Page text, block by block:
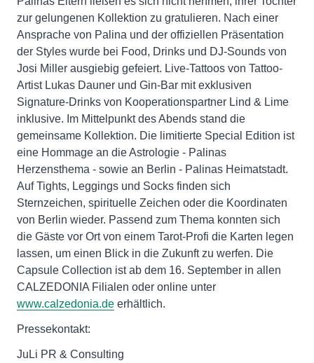
zur gelungenen Kollektion zu gratulieren. Nach einer
Ansprache von Palina und der offiziellen Präsentation
der Styles wurde bei Food, Drinks und DJ-Sounds von
Josi Miller ausgiebig gefeiert. Live-Tattoos von Tattoo-
Artist Lukas Dauner und Gin-Bar mit exklusiven
Signature-Drinks von Kooperationspartner Lind & Lime
inklusive. Im Mittelpunkt des Abends stand die
gemeinsame Kollektion. Die limitierte Special Edition ist
eine Hommage an die Astrologie - Palinas
Herzensthema - sowie an Berlin - Palinas Heimatstadt.
Auf Tights, Leggings und Socks finden sich
Sternzeichen, spirituelle Zeichen oder die Koordinaten
von Berlin wieder. Passend zum Thema konnten sich
die Gäste vor Ort von einem Tarot-Profi die Karten legen
lassen, um einen Blick in die Zukunft zu werfen. Die
Capsule Collection ist ab dem 16. September in allen
CALZEDONIA Filialen oder online unter
www.calzedonia.de erhältlich.
Pressekontakt:
JuLi PR & Consulting